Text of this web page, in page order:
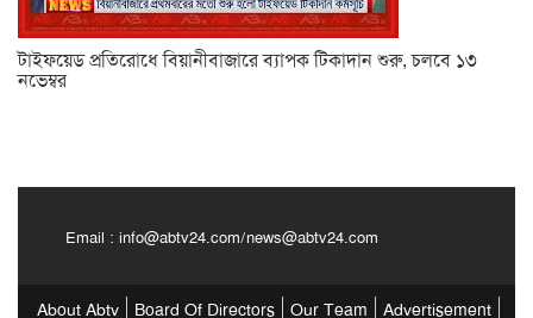
টাইফয়েড প্রতিরোধে বিয়ানীবাজারে ব্যাপক টিকাদান শুরু, চলবে ১৩
নভেম্বর
Email : info@abtv24.com/news@abtv24.com
About Abtv Board Of Directors Our Team Advertisement